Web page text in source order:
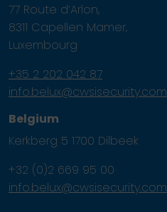
77 Route d’Arlon,
8311 Capellen Mamer,
Luxembourg
+35 2 202 042 87
info.belux@cwsisecurity.com
Belgium
Kerkberg 5 1700 Dilbeek
+32 (0)2 669 95 00
info.belux@cwsisecurity.com